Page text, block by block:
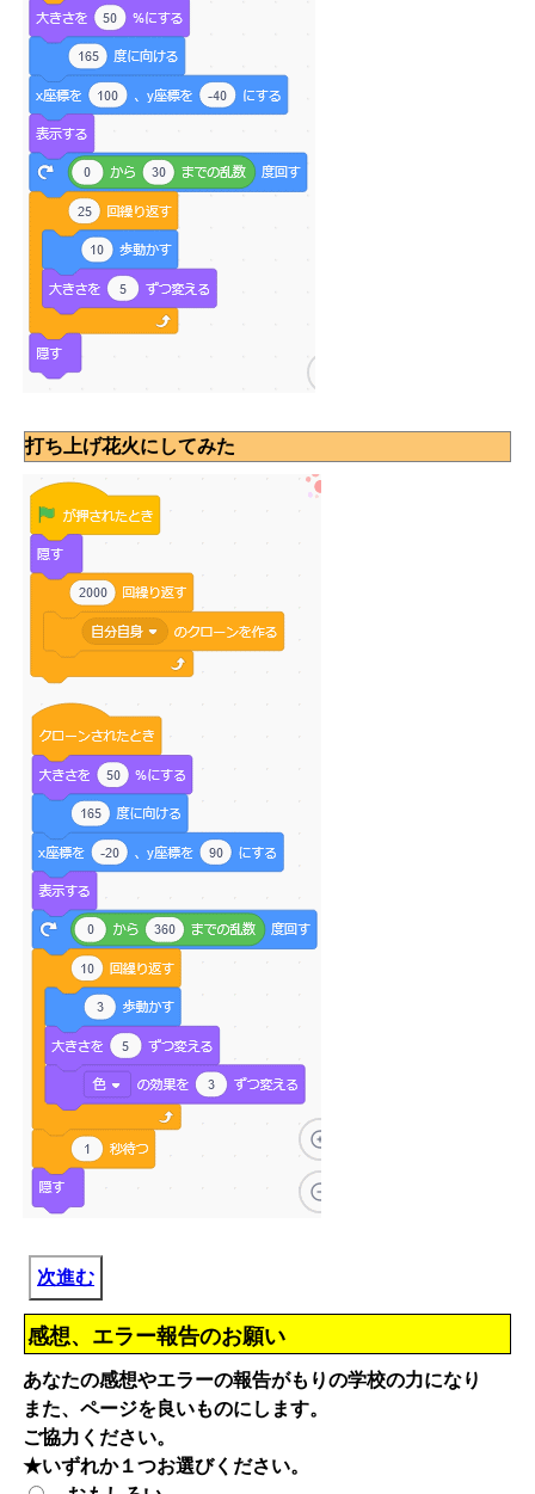
打ち上げ花火にしてみた
次進む
感想、エラー報告のお願い
あなたの感想やエラーの報告がもりの学校の力になり
また、ページを良いものにします。
ご協力ください。
★いずれか１つお選びください。